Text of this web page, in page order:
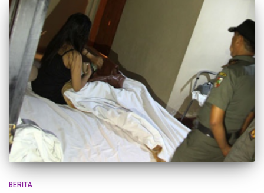
BERITA